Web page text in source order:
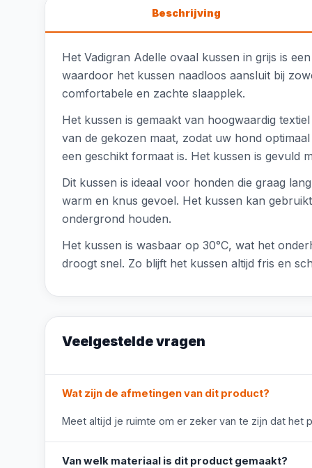
Beschrijving
Het Vadigran Adelle ovaal kussen in grijs is
waardoor het kussen naadloos aansluit bij
comfortabele en zachte slaapplek.
Het kussen is gemaakt van hoogwaardig
van de gekozen maat, zodat uw hond
een geschikt formaat is. Het kussen is gevuld
Dit kussen is ideaal voor honden die graag
warm en knus gevoel. Het kussen kan
ondergrond houden.
Het kussen is wasbaar op 30°C, wat het
droogt snel. Zo blijft het kussen altijd fris en
Veelgestelde vragen
Wat zijn de afmetingen van dit product?
Meet altijd je ruimte om er zeker van te zijn dat het
Van welk materiaal is dit product gemaakt?